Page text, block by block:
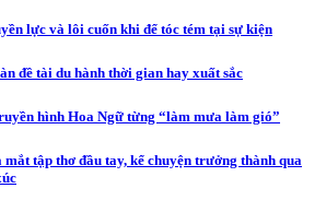
lực và lôi cuốn khi để tóc tém tại sự kiện
đề tài du hành thời gian hay xuất sắc
hình Hoa Ngữ từng “làm mưa làm gió”
tập thơ đầu tay, kể chuyện trưởng thành qua